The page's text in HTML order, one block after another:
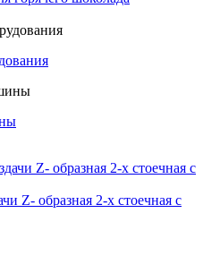
Z- образная 2-х стоечная с